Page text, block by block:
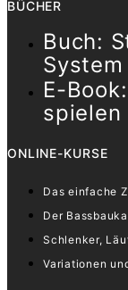
BÜCHER
Buch:
System
E-
spielen
ONLINE-KURSE
Das einfache
Der
Schlenker,
Variationen